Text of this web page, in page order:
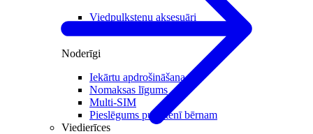
Viedpulksteņu aksesuāri
Noderīgi
Iekārtu apdrošināšana
Nomaksas līgums
Multi-SIM
Pieslēgums pulkstenī bērnam
Viedierīces